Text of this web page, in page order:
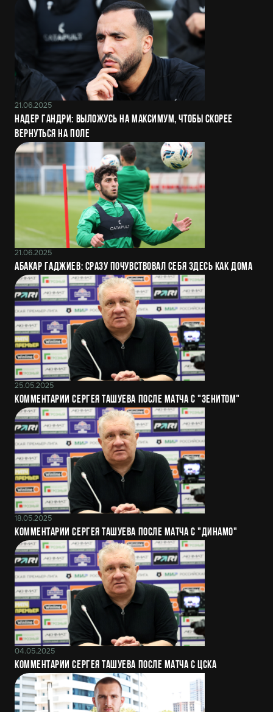
21.06.2025
Надер Гандри: Выложусь на максимум, чтобы скорее
вернуться на поле
21.06.2025
Абакар Гаджиев: Сразу почувствовал себя здесь как дома
25.05.2025
Комментарии Сергея Ташуева после матча с "Зенитом"
18.05.2025
Комментарии Сергея Ташуева после матча с "Динамо"
04.05.2025
Комментарии Сергея Ташуева после матча с ЦСКА